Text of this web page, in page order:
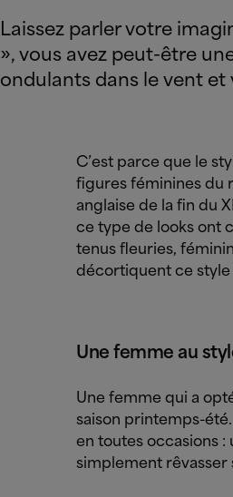
Laissez parler votre
», vous avez peut-être
ondulants dans le vent et
C’est parce que le
figures féminines du
anglaise de la fin du
ce type de looks ont
tenus fleuries,
décortiquent ce style
Une femme au
Une femme qui a
saison printemps-
en toutes occasions
simplement rêvasser